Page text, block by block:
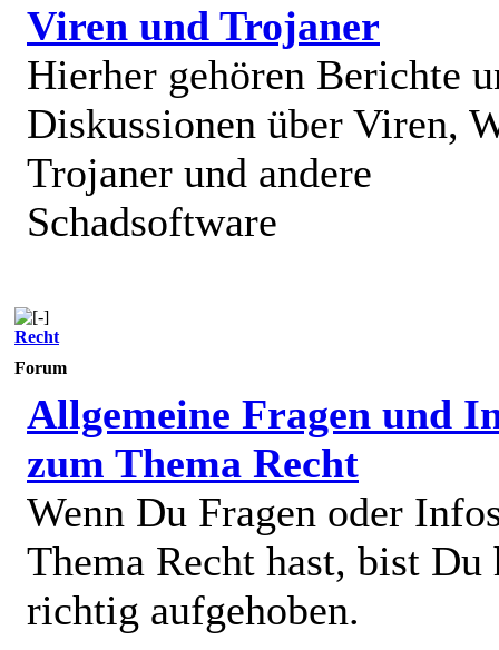
Viren und Trojaner
Hierher gehören Berichte
Diskussionen über Viren,
Trojaner und andere
Schadsoftware
Recht
Forum
Allgemeine Fragen und
zum Thema Recht
Wenn Du Fragen oder
Thema Recht hast, bist Du
richtig aufgehoben.